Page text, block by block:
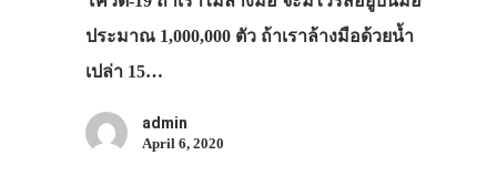
ประมาณ 1,000,000 ตัว ถ้าเราล้างมือด้วยน้ำ
เปล่า 15…
admin
April 6, 2020